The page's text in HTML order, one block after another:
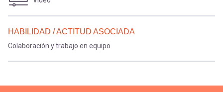
HABILIDAD / ACTITUD ASOCIADA
Colaboración y trabajo en equipo